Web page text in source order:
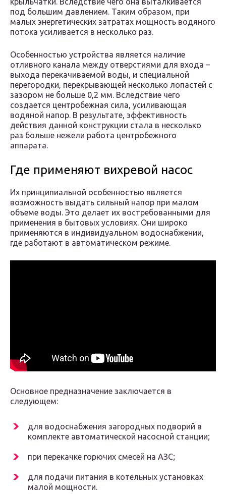
под большим давлением. Таким образом, при
малых энергетических затратах мощность водяного
потока усиливается в несколько раз.
Особенностью устройства является наличие
отливного канала между отверстиями для входа –
выхода перекачиваемой воды, и специальной
перегородки, перекрывающей несколько лопастей с
зазором не больше 0,2 мм. Вследствие чего
создается центробежная сила, усиливающая
водяной напор. В результате, эффективность
действия данной конструкции стала в несколько
раз больше нежели работа центробежного
аппарата.
Где применяют вихревой насос
Их принципиальной особенностью является
возможность выдать сильный напор при малом
объеме воды. Это делает их востребованными для
применения в бытовых условиях. Они широко
применяются в индивидуальном водоснабжении,
где работают в автоматическом режиме.
Основное предназначение заключается в
следующем:
для водоснабжения загородных подворий в
комплекте автоматической насосной станции;
при перекачке горючих смесей на АЗС;
для подачи питания в котельных установках
малой мощности.